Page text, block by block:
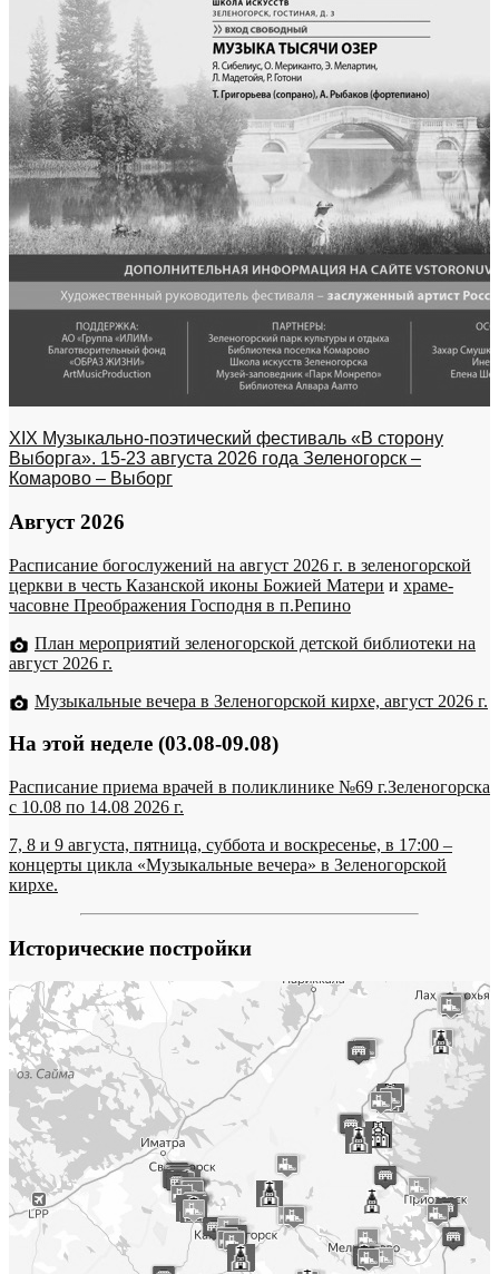
XIX Музыкально-поэтический фестиваль «В сторону
Выборга». 15-23 августа 2026 года Зеленогорск –
Комарово – Выборг
Август 2026
Расписание богослужений на август 2026 г. в зеленогорской
церкви в честь Казанской иконы Божией Матери и храме-
часовне Преображения Господня в п.Репино
План мероприятий зеленогорской детской библиотеки на
август 2026 г.
Музыкальные вечера в Зеленогорской кирхе, август 2026 г.
На этой неделе (03.08-09.08)
Расписание приема врачей в поликлинике №69 г.Зеленогорска
c 10.08 по 14.08 2026 г.
7, 8 и 9 августа, пятница, суббота и воскресенье, в 17:00 –
концерты цикла «Музыкальные вечера» в Зеленогорской
кирхе.
Исторические постройки